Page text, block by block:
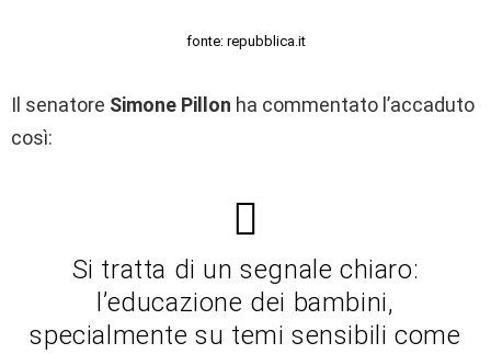
fonte: repubblica.it
Il senatore Simone Pillon ha commentato l’accaduto
così:
Si tratta di un segnale chiaro:
l’educazione dei bambini,
specialmente su temi sensibili come